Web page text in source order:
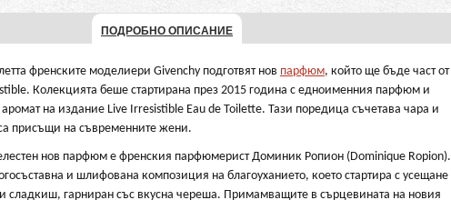
ПОДРОБНО ОПИСАНИЕ
френските моделиери Givenchy подготвят нов парфюм, който ще бъде част от
Колекцията беше стартирана през 2015 година с едноименния парфюм и
на издание Live Irresistible Eau de Toilette. Тази поредица съчетава чара и
са присъщи на съвременните жени.
нов парфюм е френския парфюмерист Доминик Ропион (Dominique Ropion).
и шлифована композиция на благоуханието, което стартира с усещане
сладкиш, гарниран със вкусна череша. Примамващите в сърцевината на новия